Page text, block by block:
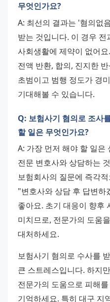
무엇인가요?
A: 최선의 결과는 '혐의없
받는 것입니다. 이 경우
사회생활에 제약이 없어
전액 반환, 합의, 진지한
초범이고 범행 정도가 경
기대해볼 수 있습니다.
Q: 보험사기 혐의로 조사
할 일은 무엇인가요?
A: 가장 먼저 해야 할 일은
전문 변호사와 상담하는
보험회사의 질문에 즉각
"변호사와 상담 후 답변하
좋아요. 초기 대응이 향후
미치므로, 전문가의 도움
대처하세요.
보험사기 혐의로 수사를
큰 스트레스입니다. 하지
전문가의 도움으로 피해
기억하세요. 특히 대구 지